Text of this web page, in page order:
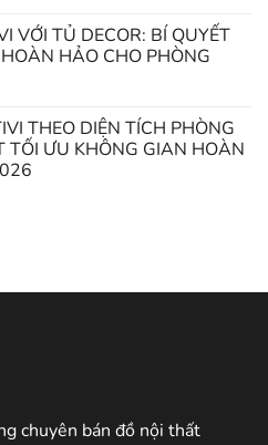
VỚI TỦ DECOR: BÍ QUYẾT
HẢO CHO PHÒNG
THEO DIỆN TÍCH PHÒNG
TỐI ƯU KHÔNG GIAN HOÀN
chuyên bán đồ nội thất